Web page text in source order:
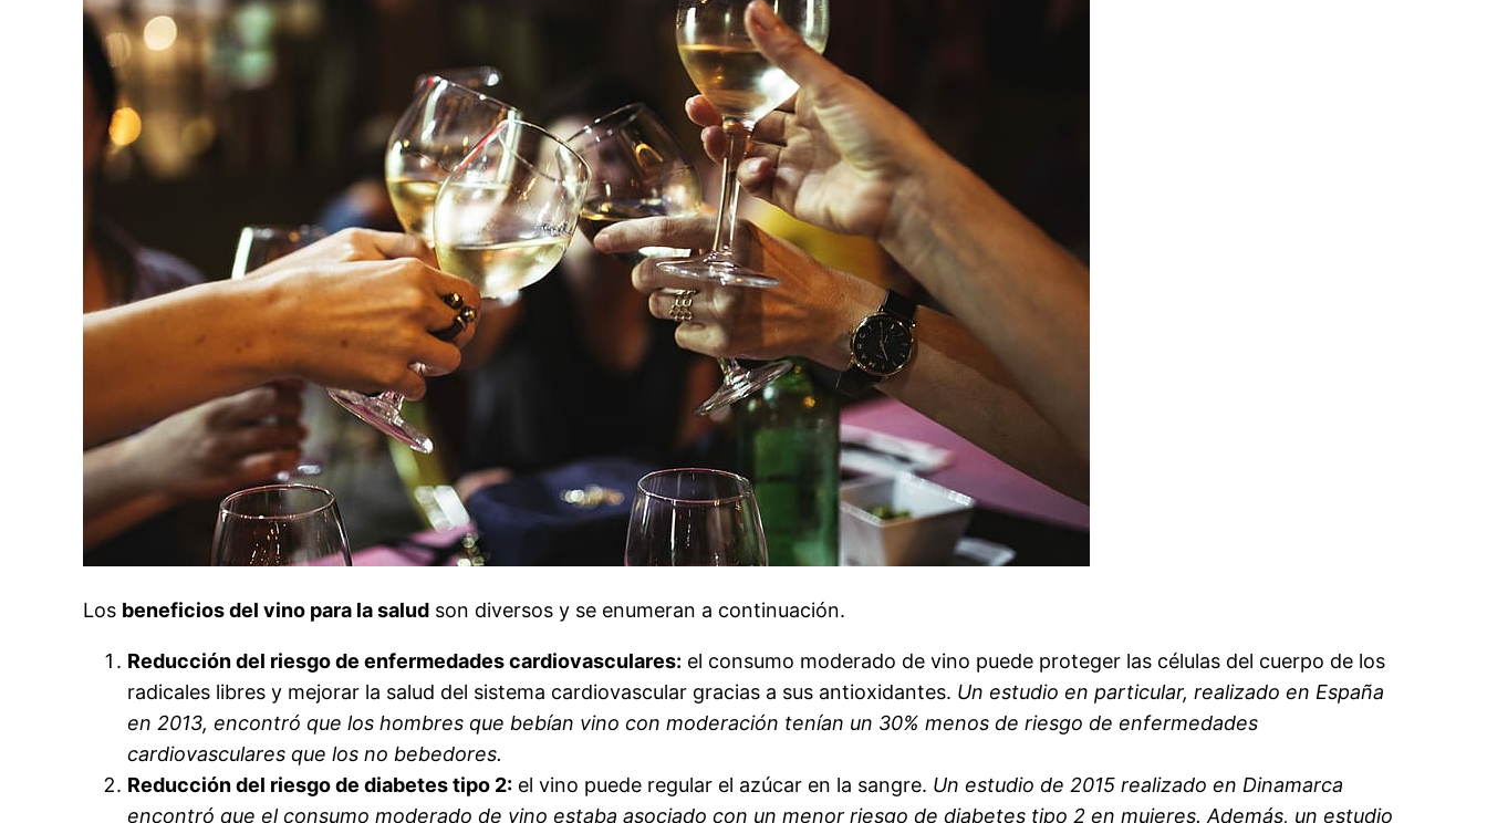
Los beneficios del vino para la salud son diversos y se enumeran a continuación.
Reducción del riesgo de enfermedades cardiovasculares: el consumo moderado de vino puede proteger las células del cuerpo de los
radicales libres y mejorar la salud del sistema cardiovascular gracias a sus antioxidantes. Un estudio en particular, realizado en España
en 2013, encontró que los hombres que bebían vino con moderación tenían un 30% menos de riesgo de enfermedades
cardiovasculares que los no bebedores.
Reducción del riesgo de diabetes tipo 2: el vino puede regular el azúcar en la sangre. Un estudio de 2015 realizado en Dinamarca
encontró que el consumo moderado de vino estaba asociado con un menor riesgo de diabetes tipo 2 en mujeres. Además, un estudio